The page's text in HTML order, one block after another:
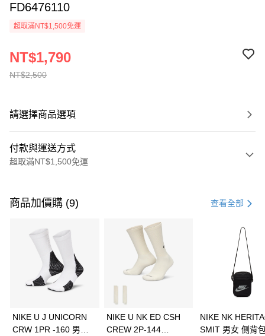
FD6476110
超取滿NT$1,500免運
NT$2,500
NT$1,790
請選擇商品選項
付款與運送方式
超取滿NT$1,500免運
信用卡一次付款
3 期 0 利率 每期 21家銀行
合作金庫商業銀行
第一商業銀行
華南商業銀行
彰化商業銀行
上海商業儲蓄銀行
Apple Pay
全盈+PAY
商品加價購 (9) 查看全部
NIKE U J UNICORN
CRW 1PR -160 男女
NIKE U NK ED CSH
CREW 2P-144
NIKE NK
SMIT 男女 側背